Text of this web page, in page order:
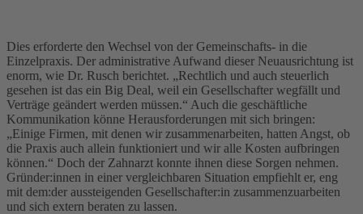
Dies erforderte den Wechsel von der Gemeinschafts- in die
Einzelpraxis. Der administrative Aufwand dieser Neuausrichtung ist
enorm, wie Dr. Rusch berichtet. „Rechtlich und auch steuerlich
gesehen ist das ein Big Deal, weil ein Gesellschafter wegfällt und
Verträge geändert werden müssen.“ Auch die geschäftliche
Kommunikation könne Herausforderungen mit sich bringen:
„Einige Firmen, mit denen wir zusammenarbeiten, hatten Angst, ob
die Praxis auch allein funktioniert und wir alle Kosten aufbringen
können.“ Doch der Zahnarzt konnte ihnen diese Sorgen nehmen.
Gründer:innen in einer vergleichbaren Situation empfiehlt er, eng
mit dem:der aussteigenden Gesellschafter:in zusammenzuarbeiten
und sich extern beraten zu lassen.